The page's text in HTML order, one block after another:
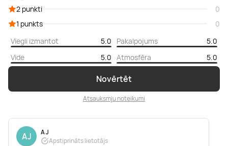
Novērtēt
Atsauksmju noteikumi
2 punkti
0
1 punkts
0
Viegli izmantot
5.0 Pakalpojums
5.0
Vide
5.0 Atmosfēra 5.0
AJ
A J
Apstiprināts lietotājs